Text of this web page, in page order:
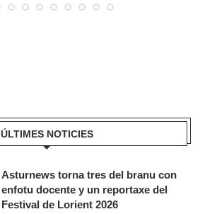
ÚLTIMES NOTICIES
Asturnews torna tres del branu con
enfotu docente y un reportaxe del
Festival de Lorient 2026